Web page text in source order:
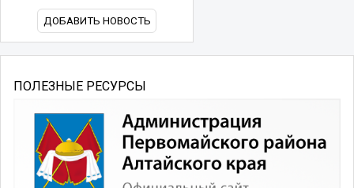
ДОБАВИТЬ НОВОСТЬ
ПОЛЕЗНЫЕ РЕСУРСЫ